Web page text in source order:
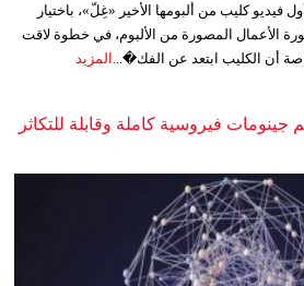
فيديو كليب من ألبومها الأخير «غِلّ»، باختيار
الأعمال المصورة من الألبوم، في خطوة لاقت
أن الكليب ابتعد عن الفك�... المزيد
جينومات فيروسية كاملة وقابلة للتكاثر